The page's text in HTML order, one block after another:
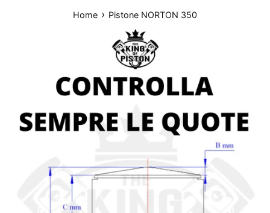
Home › Pistone NORTON 350